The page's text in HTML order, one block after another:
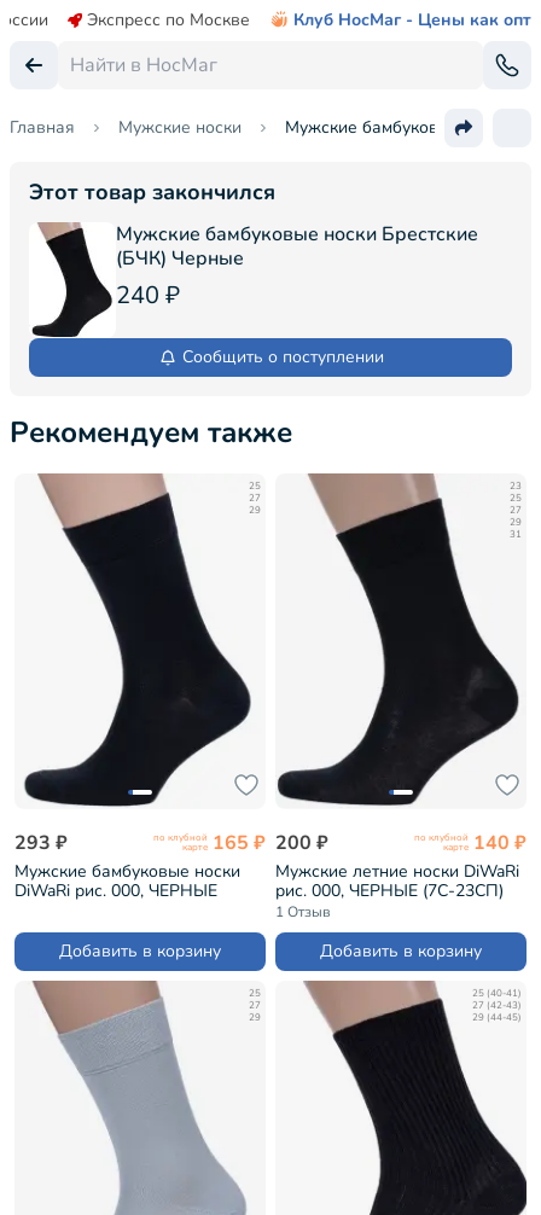
Экспресс по Москве Клуб НосМаг - Цены как опт
Главная Мужские носки Мужские бамбуковые носки
Этот товар закончился
Мужские бамбуковые носки Брестские
(БЧК) Черные
240 ₽
Сообщить о поступлении
Рекомендуем также
25
27
29
293 ₽ по клубной
карте 165 ₽
Мужские бамбуковые носки
DiWaRi рис. 000, ЧЕРНЫЕ
Добавить в корзину
23
25
27
29
31
200 ₽ по клубной
карте 140 ₽
Мужские летние носки DiWaRi
рис. 000, ЧЕРНЫЕ (7С-23СП)
1 Отзыв
Добавить в корзину
25
27
29
25 (40-41)
27 (42-43)
29 (44-45)